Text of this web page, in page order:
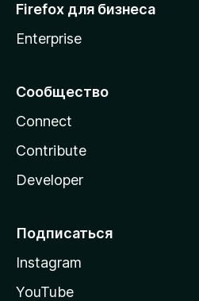
Firefox для бизнеса
Enterprise
Сообщество
Connect
Contribute
Developer
Подписаться
Instagram
YouTube